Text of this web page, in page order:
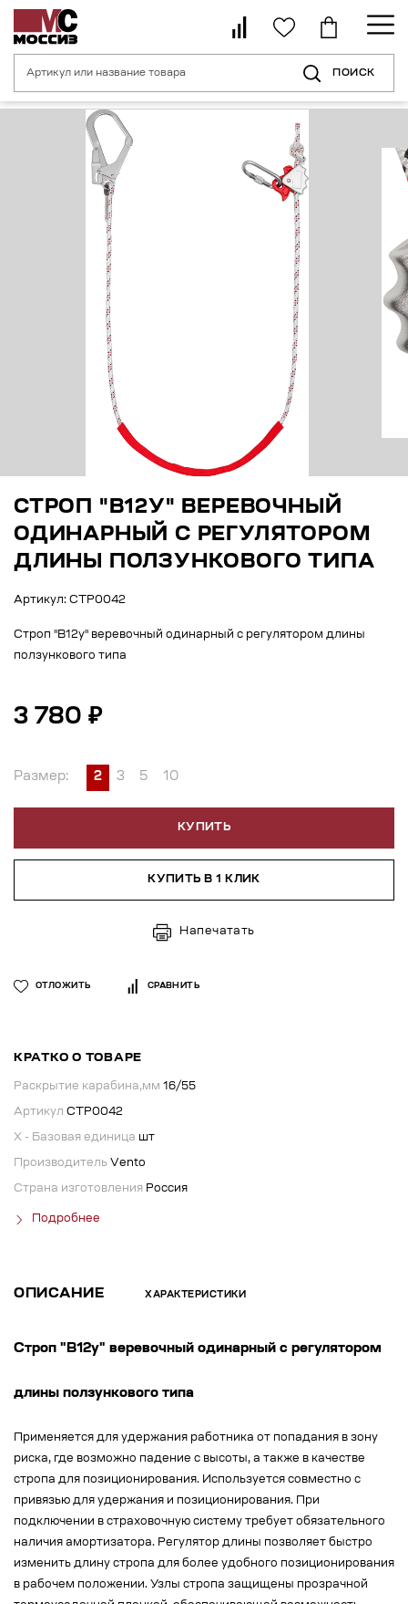
ПОИСК
Главная страница Средства индивидуальной защиты от
СТРОП "В12У" ВЕРЕВОЧНЫЙ
ОДИНАРНЫЙ С РЕГУЛЯТОРОМ
ДЛИНЫ ПОЛЗУНКОВОГО ТИПА
Артикул: СТР0042
Строп "В12у" веревочный одинарный с регулятором длины
ползункового типа
3 780 ₽
Размер: 2 3 5 10
КУПИТЬ
КУПИТЬ В 1 КЛИК
Напечатать
ОТЛОЖИТЬ СРАВНИТЬ
КРАТКО О ТОВАРЕ
Раскрытие карабина,мм 16/55
Артикул СТР0042
X - Базовая единица шт
Производитель Vento
Страна изготовления Россия
Подробнее
ОПИСАНИЕ ХАРАКТЕРИСТИКИ
Строп "В12у" веревочный одинарный с регулятором
длины ползункового типа
Применяется для удержания работника от попадания в зону
риска, где возможно падение с высоты, а также в качестве
стропа для позиционирования. Используется совместно с
привязью для удержания и позиционирования. При
подключении в страховочную систему требует обязательного
наличия амортизатора. Регулятор длины позволяет быстро
изменить длину стропа для более удобного позиционирования
в рабочем положении. Узлы стропа защищены прозрачной